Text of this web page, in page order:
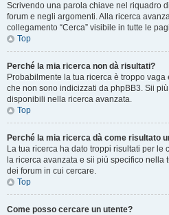
Scrivendo una parola chiave nel riquadro
forum e negli argomenti. Alla ricerca
collegamento “Cerca” visibile in tutte le
Top
Perché la mia ricerca non dà risultati?
Probabilmente la tua ricerca è troppo
che non sono indicizzati da phpBB3. Sii
disponibili nella ricerca avanzata.
Top
Perché la mia ricerca dà come risultato
La tua ricerca ha dato troppi risultati per le
la ricerca avanzata e sii più specifico nella
dei forum in cui cercare.
Top
Come posso cercare un utente?